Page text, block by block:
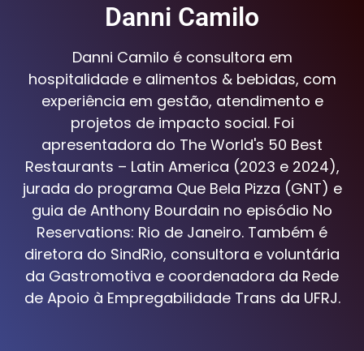
Danni Camilo
Danni Camilo é consultora em
hospitalidade e alimentos & bebidas, com
experiência em gestão, atendimento e
projetos de impacto social. Foi
apresentadora do The World's 50 Best
Restaurants – Latin America (2023 e 2024),
jurada do programa Que Bela Pizza (GNT) e
guia de Anthony Bourdain no episódio No
Reservations: Rio de Janeiro. Também é
diretora do SindRio, consultora e voluntária
da Gastromotiva e coordenadora da Rede
de Apoio à Empregabilidade Trans da UFRJ.